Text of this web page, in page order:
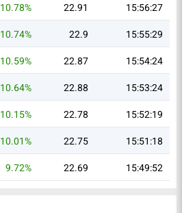
15:56:27
22.91
10.78%
15:55:29
22.9
10.74%
15:54:24
22.87
10.59%
15:53:24
22.88
10.64%
15:52:19
22.78
10.15%
15:51:18
22.75
10.01%
15:49:52
22.69
9.72%